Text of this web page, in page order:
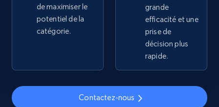
2.1K+ 355+ Commencer
Home Depot US - Discover products by
Sku, Product id, Product name, Manufacturer,
de maximiser le
potentiel de la
catégorie.
grande
efficacité et une
prise de
décision plus
rapide.
Contactez-nous